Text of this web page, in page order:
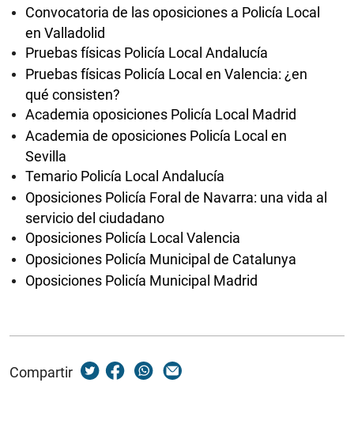
Convocatoria de las oposiciones a Policía Local
en Valladolid
Pruebas físicas Policía Local Andalucía
Pruebas físicas Policía Local en Valencia: ¿en
qué consisten?
Academia oposiciones Policía Local Madrid
Academia de oposiciones Policía Local en
Sevilla
Temario Policía Local Andalucía
Oposiciones Policía Foral de Navarra: una vida al
servicio del ciudadano
Oposiciones Policía Local Valencia
Oposiciones Policía Municipal de Catalunya
Oposiciones Policía Municipal Madrid
Compartir